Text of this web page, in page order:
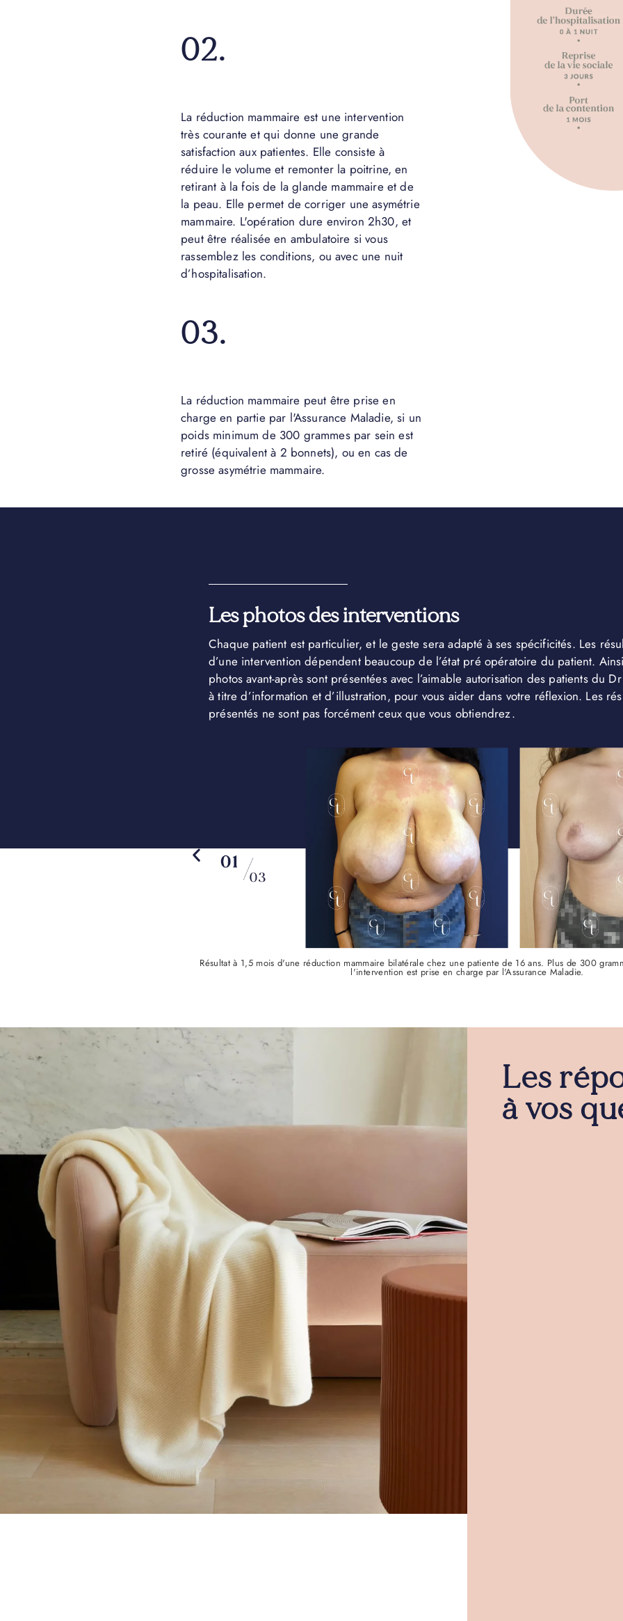
02.
La réduction mammaire est une intervention
très courante et qui donne une grande
satisfaction aux patientes. Elle consiste à
réduire le volume et remonter la poitrine, en
retirant à la fois de la glande mammaire et de
la peau. Elle permet de corriger une asymétrie
mammaire. L'opération dure environ 2h30, et
peut être réalisée en ambulatoire si vous
rassemblez les conditions, ou avec une nuit
d’hospitalisation.
03.
La réduction mammaire peut être prise en
charge en partie par l'Assurance Maladie, si un
poids minimum de 300 grammes par sein est
retiré (équivalent à 2 bonnets), ou en cas de
grosse asymétrie mammaire.
Les photos des interventions
Chaque patient est particulier, et le geste sera adapté à ses spécificités. Les
d’une intervention dépendent beaucoup de l’état pré opératoire du patient.
photos avant-après sont présentées avec l’aimable autorisation des patients du
à titre d’information et d’illustration, pour vous aider dans votre réflexion. Les
présentés ne sont pas forcément ceux que vous obtiendrez.
Résultat à 1,5 mois d'une réduction mammaire bilatérale chez une patiente de 16 ans. Plus de 300
l'intervention est prise en charge par l'Assurance Maladie.
Les
à vos